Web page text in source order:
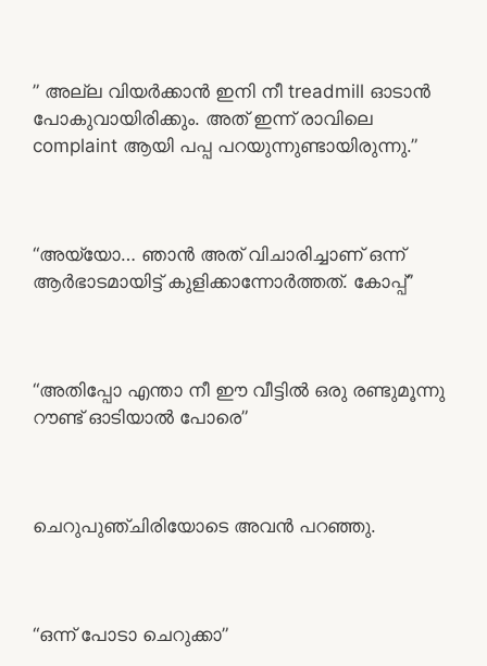
” അല്ല വിയർക്കാൻ ഇനി നീ treadmill ഓടാൻ
പോകുവായിരിക്കും. അത് ഇന്ന് രാവിലെ
complaint ആയി പപ്പ പറയുന്നുണ്ടായിരുന്നു.”
“അയ്യോ… ഞാൻ അത് വിചാരിച്ചാണ് ഒന്ന്
ആർഭാടമായിട്ട് കുളിക്കാന്നോർത്തത്. കോപ്പ്”
“അതിപ്പോ എന്താ നീ ഈ വീട്ടിൽ ഒരു രണ്ടുമൂന്നു
റൗണ്ട് ഓടിയാൽ പോരെ”
ചെറുപുഞ്ചിരിയോടെ അവൻ പറഞ്ഞു.
“ഒന്ന് പോടാ ചെറുക്കാ”